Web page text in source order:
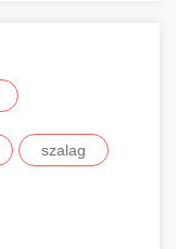
szalag